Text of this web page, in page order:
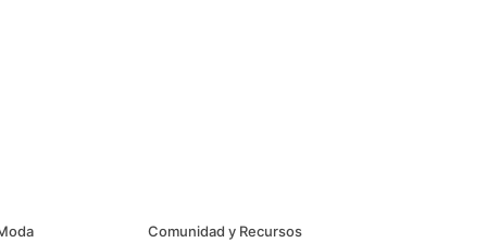
Comunidad y Recursos